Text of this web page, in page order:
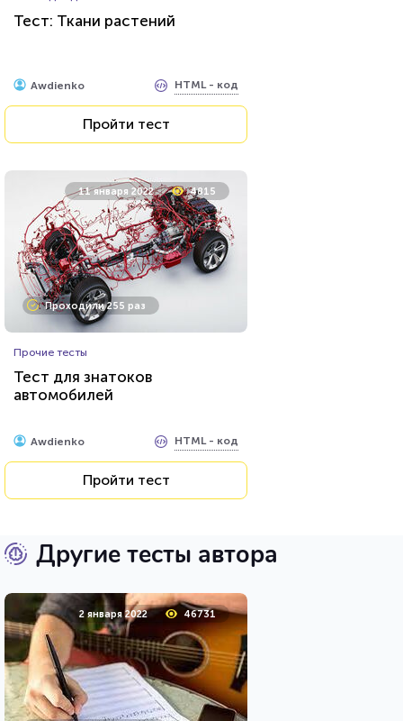
Тест: Ткани растений
Awdienko HTML - код
Пройти тест
11 января 2022 4815
Проходили 255 раз
Прочие тесты
Тест для знатоков
автомобилей
Awdienko HTML - код
Пройти тест
Другие тесты автора
2 января 2022 46731